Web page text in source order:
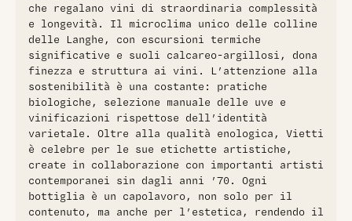
che regalano vini di straordinaria complessità
e longevità. Il microclima unico delle colline
delle Langhe, con escursioni termiche
significative e suoli calcareo-argillosi, dona
finezza e struttura ai vini. L’attenzione alla
sostenibilità è una costante: pratiche
biologiche, selezione manuale delle uve e
vinificazioni rispettose dell’identità
varietale. Oltre alla qualità enologica, Vietti
è celebre per le sue etichette artistiche,
create in collaborazione con importanti artisti
contemporanei sin dagli anni ’70. Ogni
bottiglia è un capolavoro, non solo per il
contenuto, ma anche per l’estetica, rendendo il